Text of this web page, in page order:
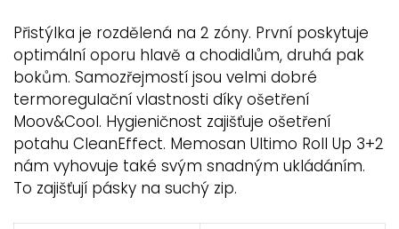
Přistýlka je rozdělená na 2 zóny. První poskytuje
optimální oporu hlavě a chodidlům, druhá pak
bokům. Samozřejmostí jsou velmi dobré
termoregulační vlastnosti díky ošetření
Moov&Cool. Hygieničnost zajišťuje ošetření
potahu CleanEffect. Memosan Ultimo Roll Up 3+2
nám vyhovuje také svým snadným ukládáním.
To zajišťují pásky na suchý zip.